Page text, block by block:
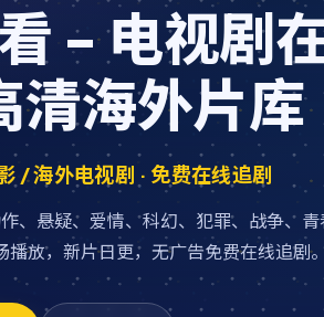
- 电视剧
清海外片库
/ 海外电视剧 · 免费在线追剧
、悬疑、爱情、科幻、犯罪、战争、
放，新片日更，无广告免费在线追剧